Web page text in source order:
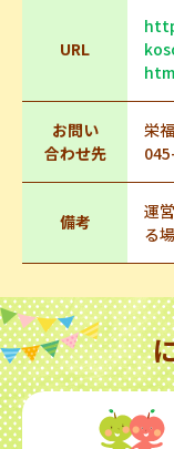
URL
お問い
合わせ先
栄
備考
運
る